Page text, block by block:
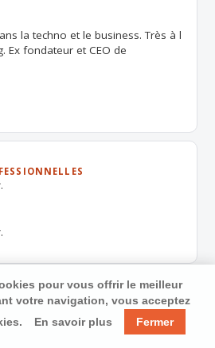
la techno et le business. Très à l
Ex fondateur et CEO de
pour vous offrir le meilleur
votre navigation, vous acceptez
En savoir plus Fermer